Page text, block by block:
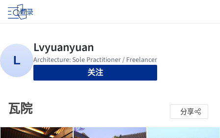
登录
关注
瓦院 分享